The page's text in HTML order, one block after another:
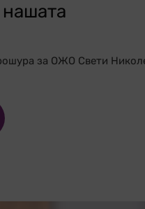
нашата
за ОЖО Свети